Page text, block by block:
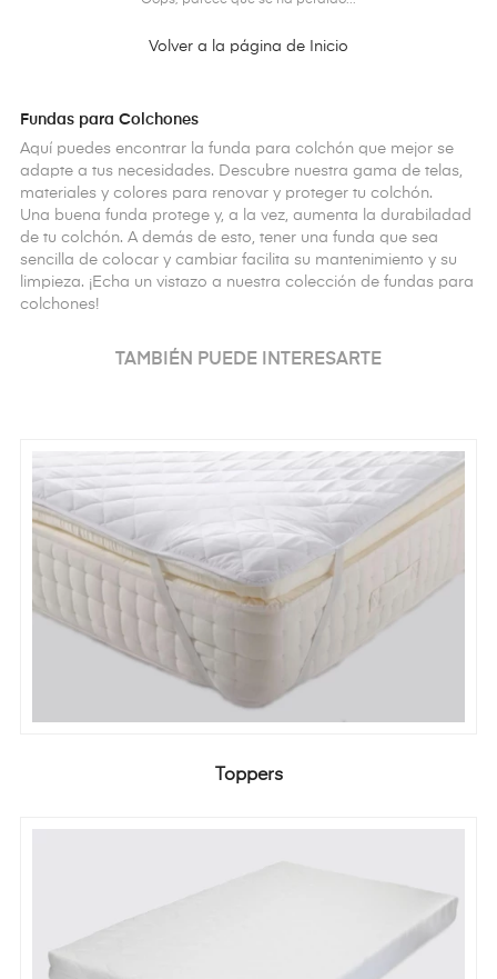
Volver a la página de Inicio
Fundas para Colchones
Aquí puedes encontrar la funda para colchón que mejor se
adapte a tus necesidades. Descubre nuestra gama de telas,
materiales y colores para renovar y proteger tu colchón.
Una buena funda protege y, a la vez, aumenta la durabiladad
de tu colchón. A demás de esto, tener una funda que sea
sencilla de colocar y cambiar facilita su mantenimiento y su
limpieza. ¡Echa un vistazo a nuestra colección de fundas para
colchones!
TAMBIÉN PUEDE INTERESARTE
Toppers